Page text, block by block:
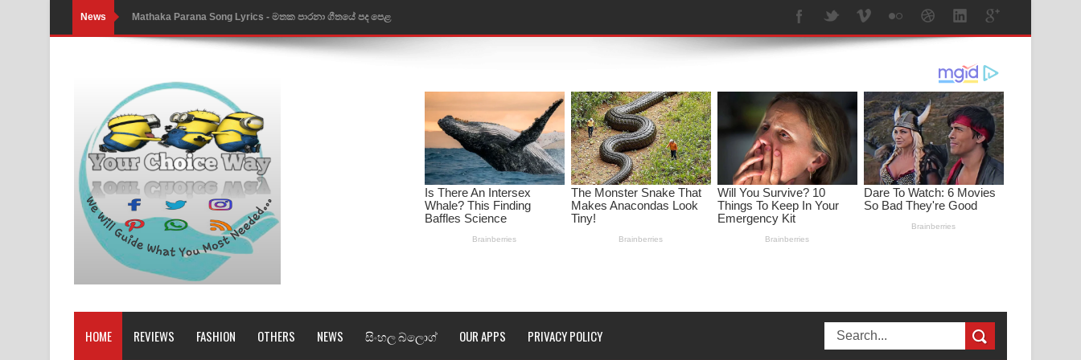
News Mathaka Parana Song Lyrics - මතක පාරනා ගීතයේ පද පෙළ
Nimnadhen Song Lyrics - නිම්නාදෙන් ගීතයේ පද පෙළ
Obamai Mage Adare Song Lyrics - ඔබමයි මගේ ආදරේ ගීතයේ පද පෙළ
Pansal Gihin Song Lyrics - පන්සල් ගිහිං ගීතයේ පද පෙළ
Ankeliya Song Lyrics - අංකෙළිය ගීතයේ පද පෙළ
DEAR GOD Song Lyrics - ඩියර් ගෝඩ් ගීතයේ පද පෙළ
MANAMALA KATHA Song Lyrics - මනමාල කතා ගීතයේ පද පෙළ
Dai Dai Lyrics - Shakira, Burna Boy | 2026 football world cup song lyrics
Lassana Amma Song Lyrics - ලස්සන අම්මා ගීතයේ පද පෙළ
HOME REVIEWS FASHION OTHERS NEWS සිංහල බ්ලොග් OUR APPS PRIVACY POLICY